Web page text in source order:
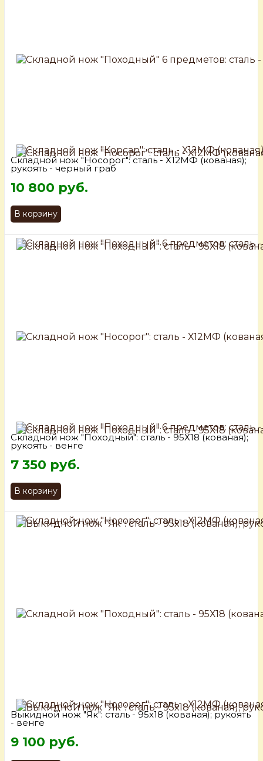
Складной нож "Носорог": сталь - Х12МФ (кованая);
рукоять - черный граб
10 800 руб.
В корзину
Складной нож "Походный": сталь - 95Х18 (кованая);
рукоять - венге
7 350 руб.
В корзину
Выкидной нож "Як": сталь - 95х18 (кованая); рукоять
- венге
9 100 руб.